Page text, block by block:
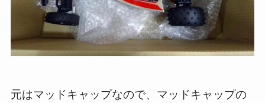
元はマッドキャップなので、マッドキャップの